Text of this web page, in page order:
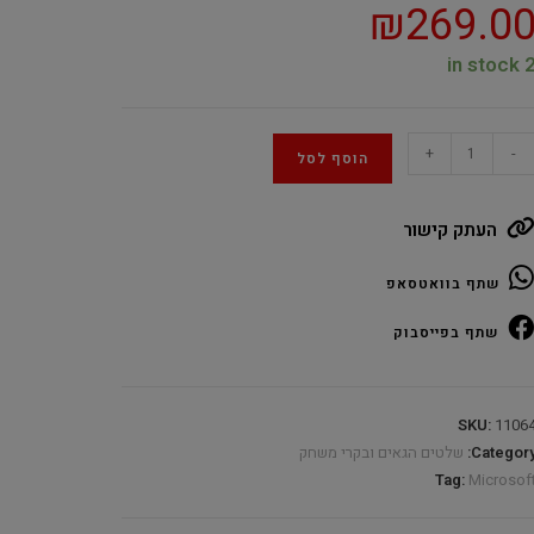
₪269.00
2 in stock
Microsoft
Xbox
Series-
S|X
WHITE
-
+ הוסף לסל
העתק קישור
שתף בוואטסאפ
שתף בפייסבוק
SKU:
שלטים הגאים ובקרי משחק
Tag: Microsoft